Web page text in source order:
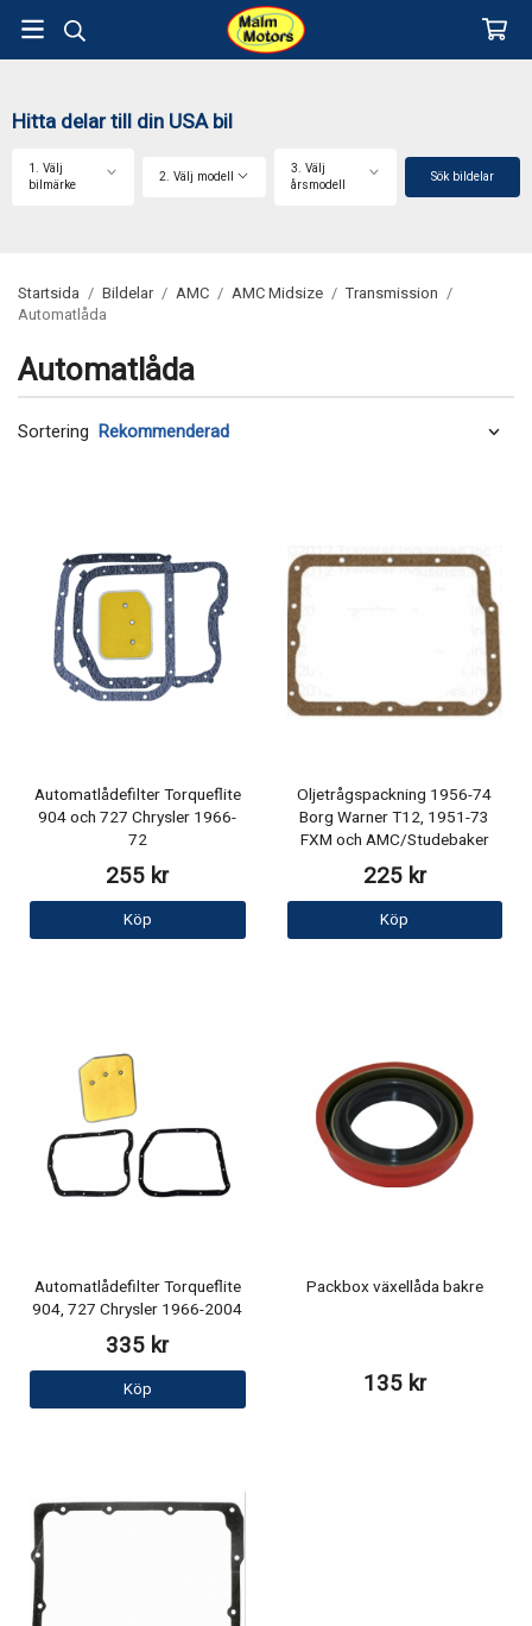
Hitta delar till din USA bil
1. Välj
bilmärke
2. Välj modell
3. Välj
årsmodell
Sök bildelar
Startsida / Bildelar / AMC / AMC Midsize / Transmission /
Automatlåda
Automatlåda
Sortering
Automatlådefilter Torqueflite
904 och 727 Chrysler 1966-
72
255 kr
Köp
Oljetrågspackning 1956-74
Borg Warner T12, 1951-73
FXM och AMC/Studebaker
225 kr
Köp
Automatlådefilter Torqueflite
904, 727 Chrysler 1966-2004
335 kr
Köp
Packbox växellåda bakre
135 kr